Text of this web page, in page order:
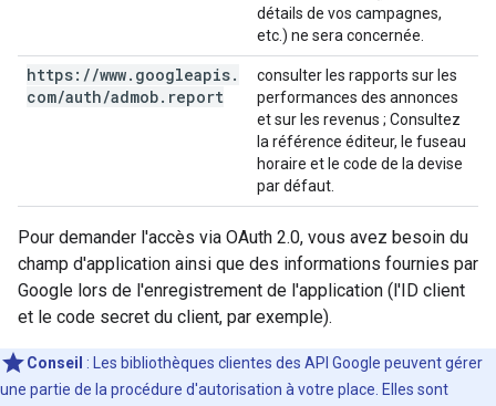
détails de vos campagnes,
etc.) ne sera concernée.
https: //www. googleapis.
com/auth/admob. report
consulter les rapports sur les
performances des annonces
et sur les revenus ; Consultez
la référence éditeur, le fuseau
horaire et le code de la devise
par défaut.
Pour demander l'accès via OAuth 2.0, vous avez besoin du
champ d'application ainsi que des informations fournies par
Google lors de l'enregistrement de l'application (l'ID client
et le code secret du client, par exemple).
Conseil : Les bibliothèques clientes des API Google peuvent gérer
une partie de la procédure d'autorisation à votre place. Elles sont